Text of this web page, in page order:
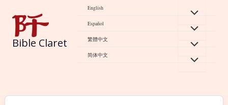
content
Bible Claret
English
Español
繁體中文
简体中文